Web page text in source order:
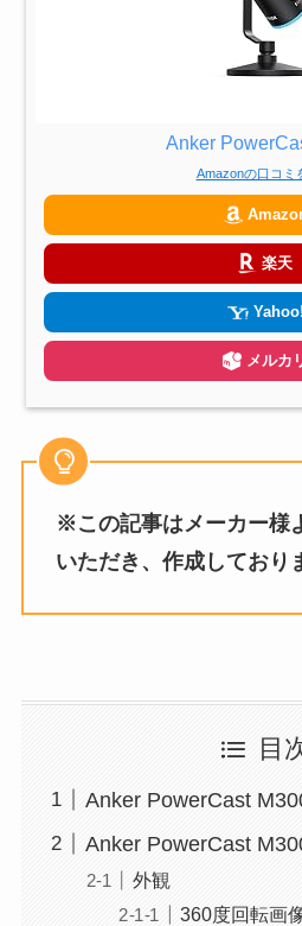
Anker
Amazonの口コミ
楽天
Yahoo!
メルカ
※この記事はメーカー様
いただき、作成しており
目
Anker PowerCast
Anker PowerCast
外観
360度回転画